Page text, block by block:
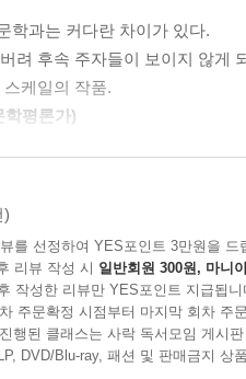
학과는 커다란 차이가 있다.
려 후속 주자들이 보이지 않게
케일의 작품.
학평론가)
에 할 수 없는 매력적인 비유들
설가)
어넣은 듯한 작품이다.
가『카라마초프 가의 형제들
체로 하나의 우주가 되는 소설
)
를 선정하여 YES포인트 3만원을 드
리뷰 작성 시 일반회원 300원, 마니
작성한 리뷰만 YES포인트 지급됩니
주문확정 시점부터 마지막 회차 주
행된 클래스는 사락 독서모임 게시
DVD/Blu-ray, 패션 및 판매금지 상